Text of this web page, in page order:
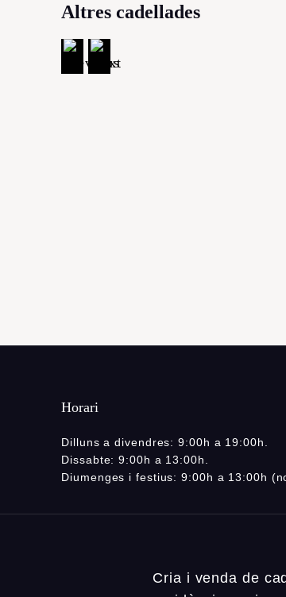
Altres cadellades
Horari
Dilluns a divendres: 9:00h a 19:00h.
Dissabte: 9:00h a 13:00h.
Diumenges i festius: 9:00h a 13:00h
Cria i venda de